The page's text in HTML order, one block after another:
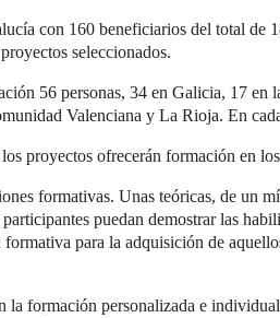
con 160 beneficiarios del total
seleccionados.
56 personas, 34 en Galicia, 17
Valenciana y La Rioja. En
proyectos ofrecerán formación en
formativas. Unas teóricas, de un
puedan demostrar las
para la adquisición de
la formación personalizada e